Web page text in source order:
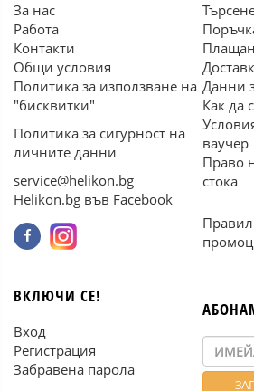
За нас
Работа
Контакти
Общи условия
Политика за използване на
"бисквитки"
Политика за сигурност на
личните данни
service@helikon.bg
Helikon.bg във Facebook
Данни
Как да
ваучер
Право
стока
ВКЛЮЧИ СЕ!
Вход
Регистрация
Забравена парола